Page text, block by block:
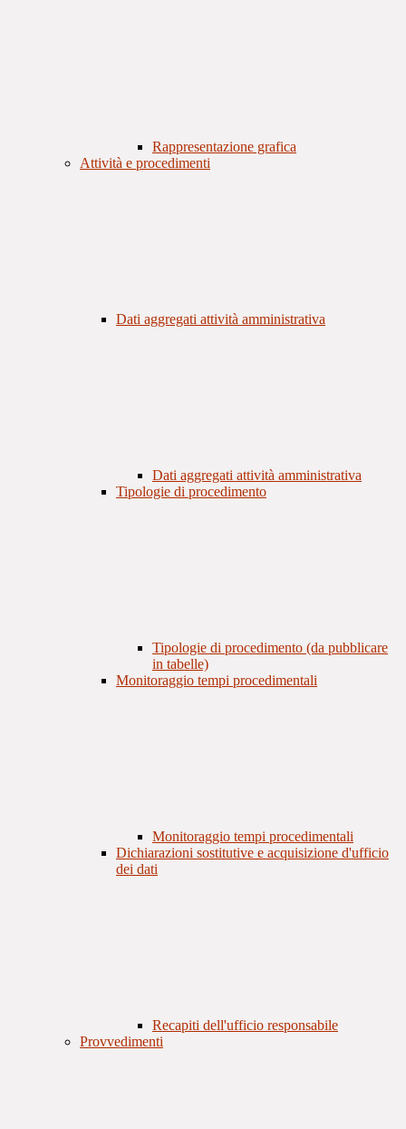
Rappresentazione grafica
Attività e procedimenti
Dati aggregati attività amministrativa
Dati aggregati attività amministrativa
Tipologie di procedimento
Tipologie di procedimento (da pubblicare
in tabelle)
Monitoraggio tempi procedimentali
Monitoraggio tempi procedimentali
Dichiarazioni sostitutive e acquisizione d'ufficio
dei dati
Recapiti dell'ufficio responsabile
Provvedimenti